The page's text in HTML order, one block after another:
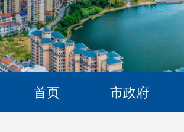
首页 市政府